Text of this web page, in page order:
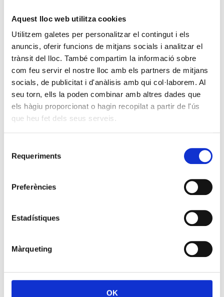
Aquest lloc web utilitza cookies
Utilitzem galetes per personalitzar el contingut i els
anuncis, oferir funcions de mitjans socials i analitzar el
trànsit del lloc. També compartim la informació sobre
com feu servir el nostre lloc amb els partners de mitjans
socials, de publicitat i d'anàlisis amb qui col·laborem. Al
seu torn, ells la poden combinar amb altres dades que
els hàgiu proporcionat o hagin recopilat a partir de l'ús
que heu fet dels seus serveis.
Requeriments
Preferències
Estadístiques
Màrqueting
OK